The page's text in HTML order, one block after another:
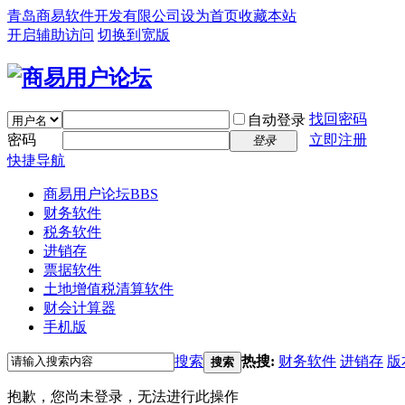
青岛商易软件开发有限公司 设为首页收藏本站
开启辅助访问 切换到宽版
自动登录 找回密码
密码
登录
立即注册
快捷导航
商易用户论坛BBS
财务软件
税务软件
进销存
票据软件
土地增值税清算软件
财会计算器
手机版
搜索 搜索 热搜: 财务软件 进销存 版
抱歉，您尚未登录，无法进行此操作